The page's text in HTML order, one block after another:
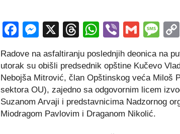
Facebook
Messenger
X Threads
WhatsApp
ViberGmail
Radove na asfaltiranju poslednjih deonica na
utorak su obišli predsednik opštine Kučevo
Nebojša Mitrović, član Opštinskog veća Miloš
sektora OU), zajedno sa odgovornim licem
Suzanom Arvaji i predstavnicima Nadzornog
Miodragom Pavlovim i Draganom Nikolić.